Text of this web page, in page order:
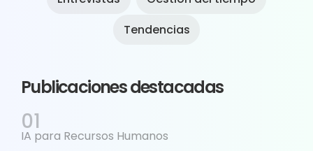
Tendencias
Publicaciones destacadas
IA para Recursos Humanos